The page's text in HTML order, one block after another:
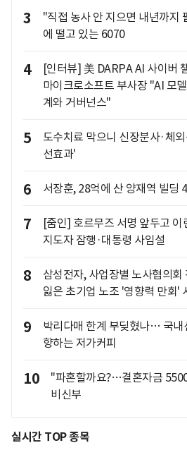
3
"직접 농사 안 지으면 내년까
에 떨고 있는 6070
4
[인터뷰] 美 DARPA AI 사이버
마이크로소프트 부사장 "AI 모
계와 거버넌스"
5
도수치료 막으니 신장분사·체
선효과'
6 서장훈, 28억에 산 양재역 빌딩
7
[줌인] 호르무즈 서명 앞두고
지도자 잠행·대통령 사임설
8
삼성전자, 사업장별 노사협의
잃은 초기업 노조 '영향력 만회'
9
박리다매 한계 부딪혔나… 국내
향하는 저가커피
10
"파혼할까요?…결혼자금
비신부
실시간 TOP 종목